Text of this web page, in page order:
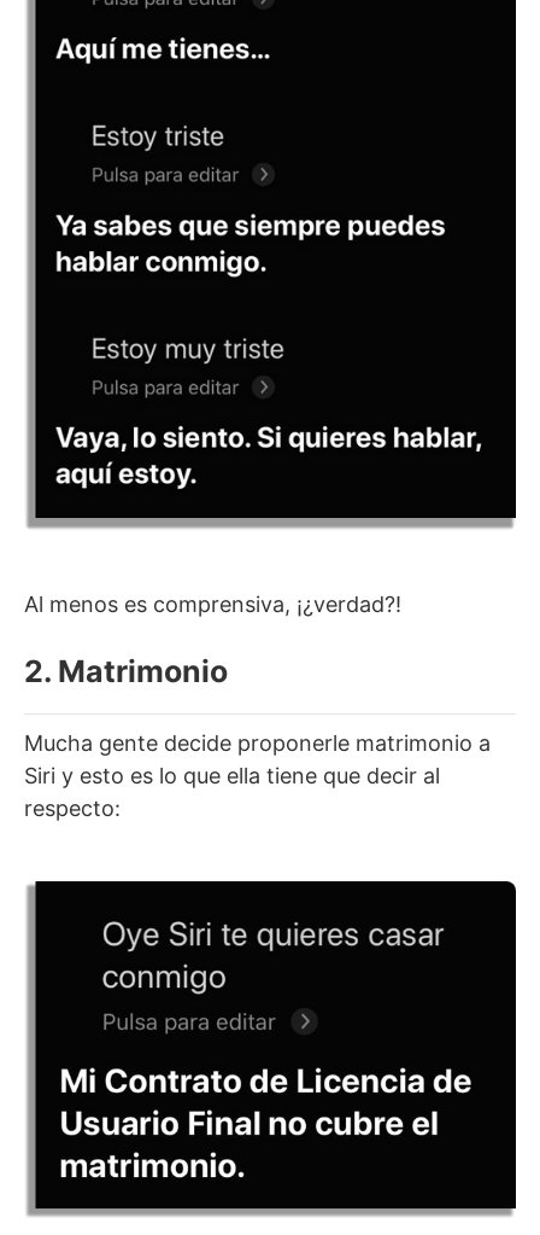
Al menos es comprensiva, ¡¿verdad?!
2. Matrimonio
Mucha gente decide proponerle matrimonio a
Siri y esto es lo que ella tiene que decir al
respecto: